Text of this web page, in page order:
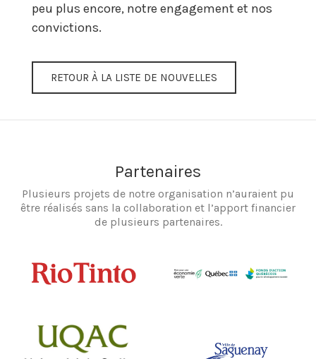
peu plus encore, notre engagement et nos
convictions.
RETOUR À LA LISTE DE NOUVELLES
Partenaires
Plusieurs projets de notre organisation n’auraient pu
être réalisés sans la collaboration et l’apport financier
de plusieurs partenaires.